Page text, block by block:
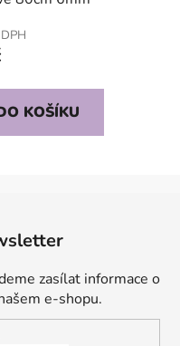
KOŠÍKU
zasílat informace o
e-shopu.